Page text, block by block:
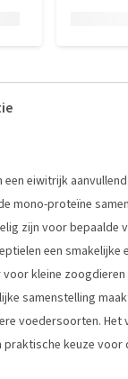
een eiwitrijk
mono-proteïne
zijn voor bepaalde
een smakelijke
kleine
samenstelling
voedersoorten. Het
praktische keuze